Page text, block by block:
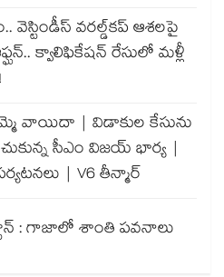
వరల్డ్‌కప్ ఆశలపై
క్వాలిఫికేషన్ రేసులో మళ్లీ
వాయిదా | విడాకుల కేసును
సీఎం విజయ్ భార్య |
| V6 తీన్మార్
: గాజాలో శాంతి పవనాలు